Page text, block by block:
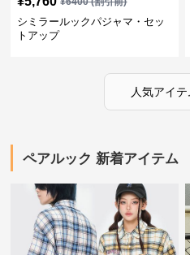
シミラールックパジャマ・セッ
トアップ
人気アイ
ペアルック 新着アイテム